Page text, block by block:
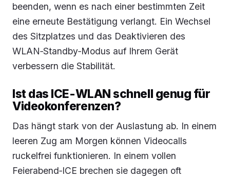
beenden, wenn es nach einer bestimmten Zeit
eine erneute Bestätigung verlangt. Ein Wechsel
des Sitzplatzes und das Deaktivieren des
WLAN‑Standby‑Modus auf Ihrem Gerät
verbessern die Stabilität.
Ist das ICE-WLAN schnell genug für
Videokonferenzen?
Das hängt stark von der Auslastung ab. In einem
leeren Zug am Morgen können Videocalls
ruckelfrei funktionieren. In einem vollen
Feierabend‑ICE brechen sie dagegen oft